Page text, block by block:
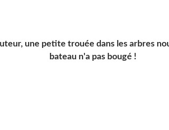
une petite trouée dans les arbres
bateau n'a pas bougé !